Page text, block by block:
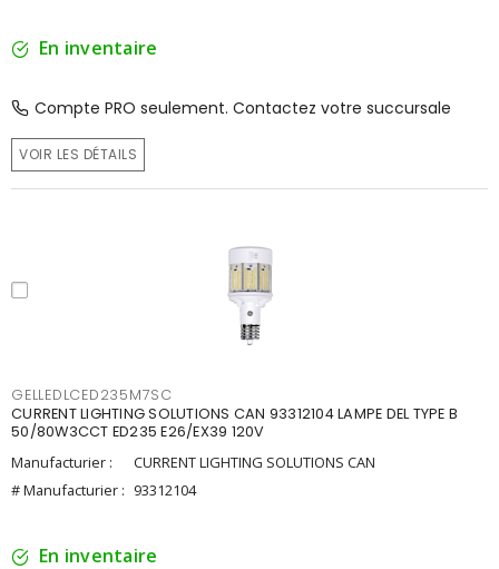
En inventaire
Compte PRO seulement. Contactez votre succursale
VOIR LES DÉTAILS
GELLEDLCED235M7SC
CURRENT LIGHTING SOLUTIONS CAN 93312104 LAMPE DEL TYPE B
50/80W3CCT ED235 E26/EX39 120V
Manufacturier :
CURRENT LIGHTING SOLUTIONS CAN
# Manufacturier : 93312104
En inventaire